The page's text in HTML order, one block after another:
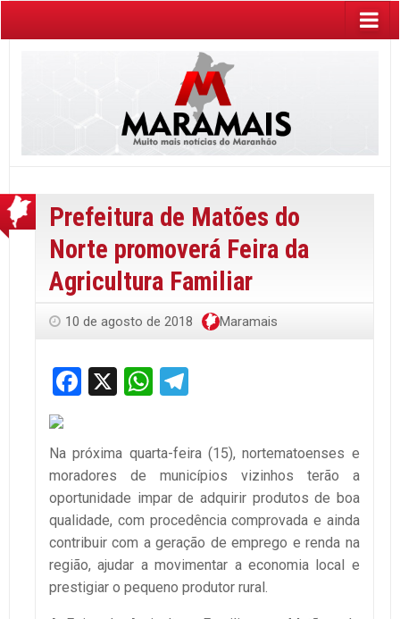
Prefeitura de Matões do
Norte promoverá Feira da
Agricultura Familiar
10 de agosto de 2018 Maramais
Facebook
X WhatsApp
Na próxima quarta-feira (15), nortematoenses e
moradores de municípios vizinhos terão a
oportunidade impar de adquirir produtos de boa
qualidade, com procedência comprovada e ainda
contribuir com a geração de emprego e renda na
região, ajudar a movimentar a economia local e
prestigiar o pequeno produtor rural.